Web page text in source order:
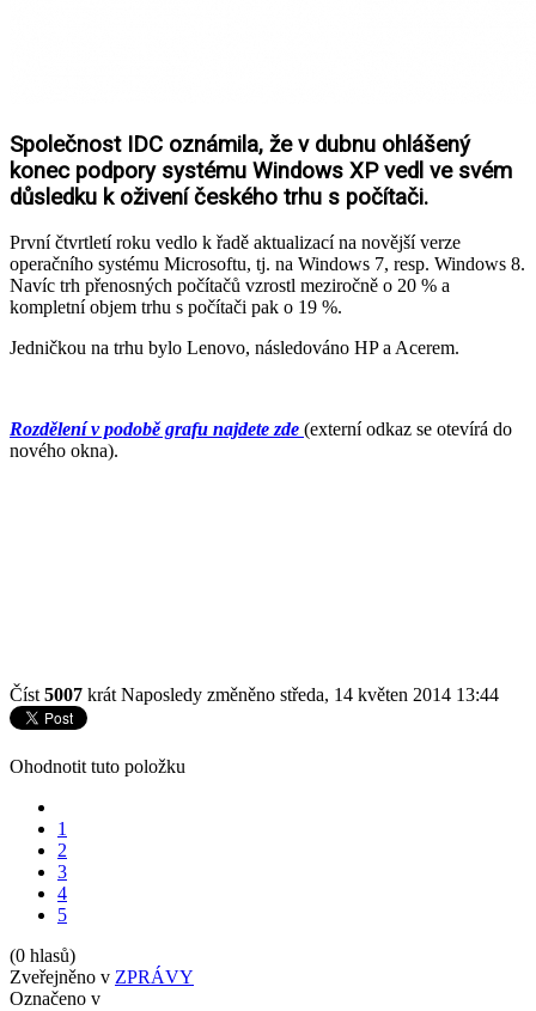
Společnost IDC oznámila, že v dubnu ohlášený
konec podpory systému Windows XP vedl ve svém
důsledku k oživení českého trhu s počítači.
První čtvrtletí roku vedlo k řadě aktualizací na novější verze
operačního systému Microsoftu, tj. na Windows 7, resp. Windows 8.
Navíc trh přenosných počítačů vzrostl meziročně o 20 % a
kompletní objem trhu s počítači pak o 19 %.
Jedničkou na trhu bylo Lenovo, následováno HP a Acerem.
Rozdělení v podobě grafu najdete zde (externí odkaz se otevírá do
nového okna).
Číst 5007 krát Naposledy změněno středa, 14 květen 2014 13:44
Ohodnotit tuto položku
1
2
3
4
5
(0 hlasů)
Zveřejněno v ZPRÁVY
Označeno v